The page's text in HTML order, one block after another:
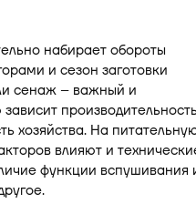
набирает обороты
и сезон заготовки
сенаж – важный и
хозяйства. На
влияют и
функции вспушивания